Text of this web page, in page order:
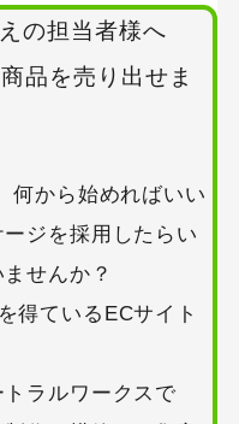
の担当者様へ
品を売り出せま
何から始めればいい
ジを採用したらい
せんか？
得ているECサイト
ラルワークスで